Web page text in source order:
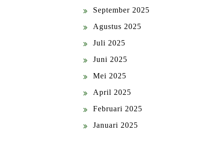
September 2025
Agustus 2025
Juli 2025
Juni 2025
Mei 2025
April 2025
Februari 2025
Januari 2025